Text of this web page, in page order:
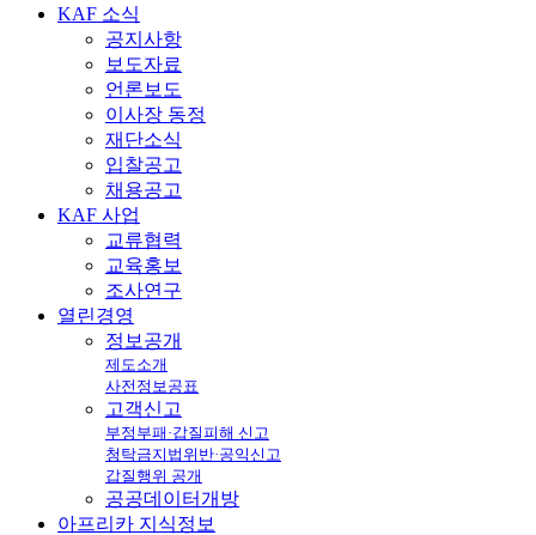
KAF 소식
공지사항
보도자료
언론보도
이사장 동정
재단소식
입찰공고
채용공고
KAF 사업
교류협력
교육홍보
조사연구
열린경영
정보공개
제도소개
사전정보공표
고객신고
부정부패·갑질피해 신고
청탁금지법위반·공익신고
갑질행위 공개
공공데이터개방
아프리카 지식정보